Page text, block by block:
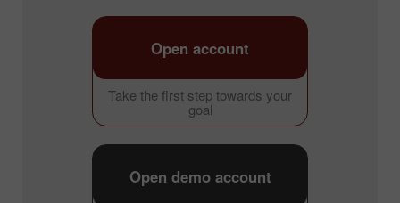
Take the first step towards your
goal
Open account
Open demo account